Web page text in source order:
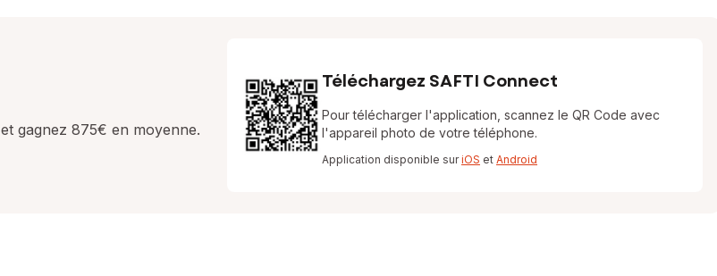
et gagnez 875€ en moyenne.
Téléchargez SAFTI Connect
Pour télécharger l'application, scannez le QR Code avec
l'appareil photo de votre téléphone.
Application disponible suriOS et Android